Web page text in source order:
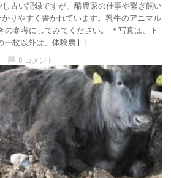
古い記録ですが、酪農家の仕事や繋ぎ飼い
りやすく書かれています。乳牛のアニマル
の参考にしてみてください。 ＊写真は、ト
一枚以外は、体験農 […]
chat_bubble 0 コメント